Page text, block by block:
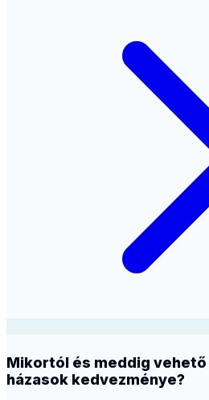
Mikortól és meddig vehető
házasok kedvezménye?